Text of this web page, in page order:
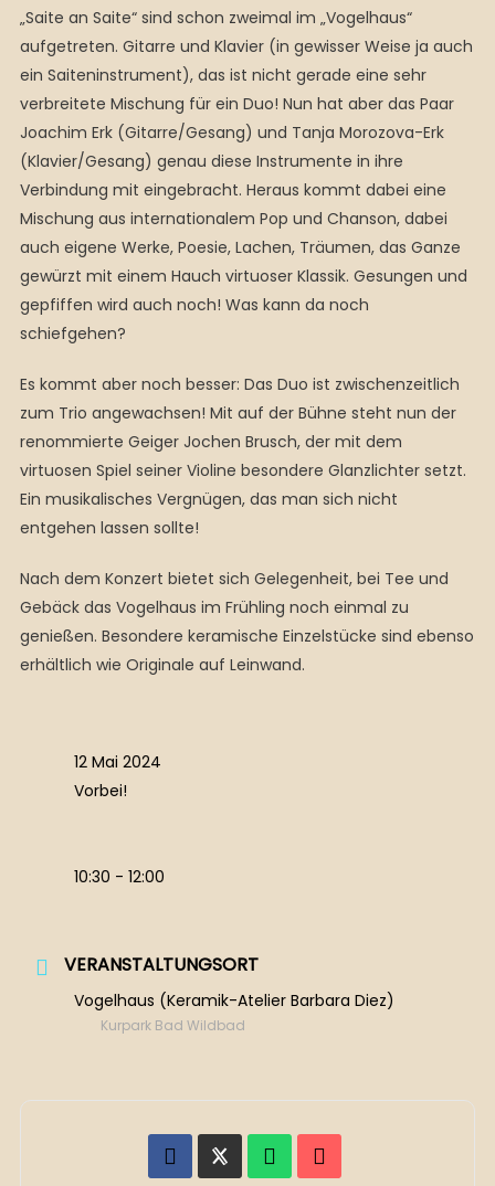
„Saite an Saite“ sind schon zweimal im „Vogelhaus“
aufgetreten. Gitarre und Klavier (in gewisser Weise ja auch
ein Saiteninstrument), das ist nicht gerade eine sehr
verbreitete Mischung für ein Duo! Nun hat aber das Paar
Joachim Erk (Gitarre/Gesang) und Tanja Morozova-Erk
(Klavier/Gesang) genau diese Instrumente in ihre
Verbindung mit eingebracht. Heraus kommt dabei eine
Mischung aus internationalem Pop und Chanson, dabei
auch eigene Werke, Poesie, Lachen, Träumen, das Ganze
gewürzt mit einem Hauch virtuoser Klassik. Gesungen und
gepfiffen wird auch noch! Was kann da noch
schiefgehen?
Es kommt aber noch besser: Das Duo ist zwischenzeitlich
zum Trio angewachsen! Mit auf der Bühne steht nun der
renommierte Geiger Jochen Brusch, der mit dem
virtuosen Spiel seiner Violine besondere Glanzlichter setzt.
Ein musikalisches Vergnügen, das man sich nicht
entgehen lassen sollte!
Nach dem Konzert bietet sich Gelegenheit, bei Tee und
Gebäck das Vogelhaus im Frühling noch einmal zu
genießen. Besondere keramische Einzelstücke sind ebenso
erhältlich wie Originale auf Leinwand.
12 Mai 2024
Vorbei!
10:30 - 12:00
VERANSTALTUNGSORT
Vogelhaus (Keramik-Atelier Barbara Diez)
Kurpark Bad Wildbad